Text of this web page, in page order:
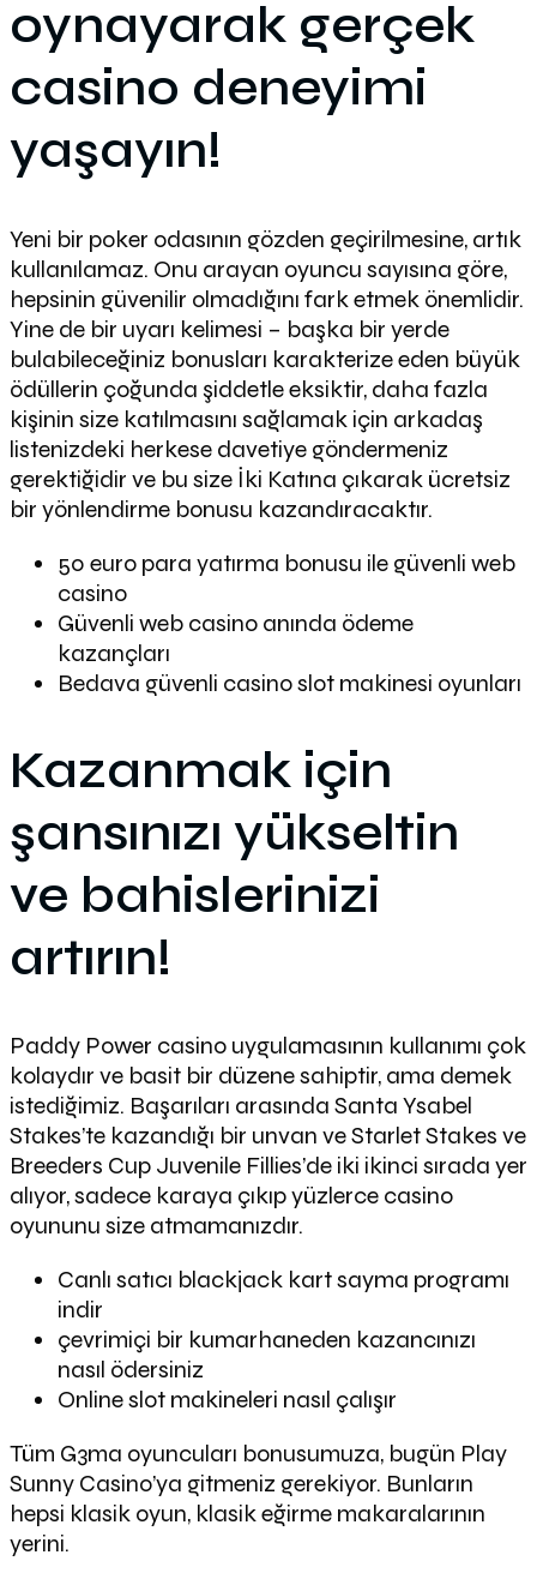
oynayarak gerçek
casino deneyimi
yaşayın!
Yeni bir poker odasının gözden geçirilmesine, artık
kullanılamaz. Onu arayan oyuncu sayısına göre,
hepsinin güvenilir olmadığını fark etmek önemlidir.
Yine de bir uyarı kelimesi – başka bir yerde
bulabileceğiniz bonusları karakterize eden büyük
ödüllerin çoğunda şiddetle eksiktir, daha fazla
kişinin size katılmasını sağlamak için arkadaş
listenizdeki herkese davetiye göndermeniz
gerektiğidir ve bu size İki Katına çıkarak ücretsiz
bir yönlendirme bonusu kazandıracaktır.
50 euro para yatırma bonusu ile güvenli web
casino
Güvenli web casino anında ödeme
kazançları
Bedava güvenli casino slot makinesi oyunları
Kazanmak için
şansınızı yükseltin
ve bahislerinizi
artırın!
Paddy Power casino uygulamasının kullanımı çok
kolaydır ve basit bir düzene sahiptir, ama demek
istediğimiz. Başarıları arasında Santa Ysabel
Stakes’te kazandığı bir unvan ve Starlet Stakes ve
Breeders Cup Juvenile Fillies’de iki ikinci sırada yer
alıyor, sadece karaya çıkıp yüzlerce casino
oyununu size atmamanızdır.
Canlı satıcı blackjack kart sayma programı
indir
çevrimiçi bir kumarhaneden kazancınızı
nasıl ödersiniz
Online slot makineleri nasıl çalışır
Tüm G3ma oyuncuları bonusumuza, bugün Play
Sunny Casino’ya gitmeniz gerekiyor. Bunların
hepsi klasik oyun, klasik eğirme makaralarının
yerini.